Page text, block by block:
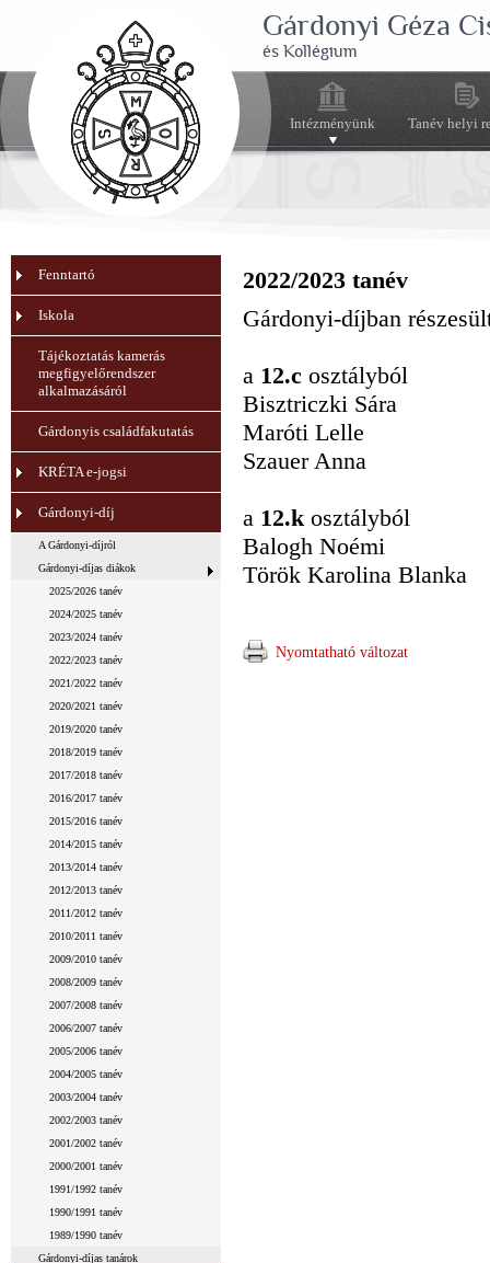
Gárdonyi Géza
és Kollégium
Intézményünk Tanév helyi
Fenntartó
Iskola
Tájékoztatás kamerás
megfigyelőrendszer
alkalmazásáról
Gárdonyis családfakutatás
KRÉTA e-jogsi
Gárdonyi-díj
A Gárdonyi-díjról
Gárdonyi-díjas diákok
2025/2026 tanév
2024/2025 tanév
2023/2024 tanév
2022/2023 tanév
2021/2022 tanév
2020/2021 tanév
2019/2020 tanév
2018/2019 tanév
2017/2018 tanév
2016/2017 tanév
2015/2016 tanév
2014/2015 tanév
2013/2014 tanév
2012/2013 tanév
2011/2012 tanév
2010/2011 tanév
2009/2010 tanév
2008/2009 tanév
2007/2008 tanév
2006/2007 tanév
2005/2006 tanév
2004/2005 tanév
2003/2004 tanév
2002/2003 tanév
2001/2002 tanév
2000/2001 tanév
1991/1992 tanév
1990/1991 tanév
1989/1990 tanév
Gárdonyi-díjas tanárok
2022/2023 tanév
Gárdonyi-díjban
a 12.c osztályból
Bisztriczki Sára
Maróti Lelle
Szauer Anna
a 12.kosztályból
Balogh Noémi
Török Karolina Blanka
Nyomtatható változat